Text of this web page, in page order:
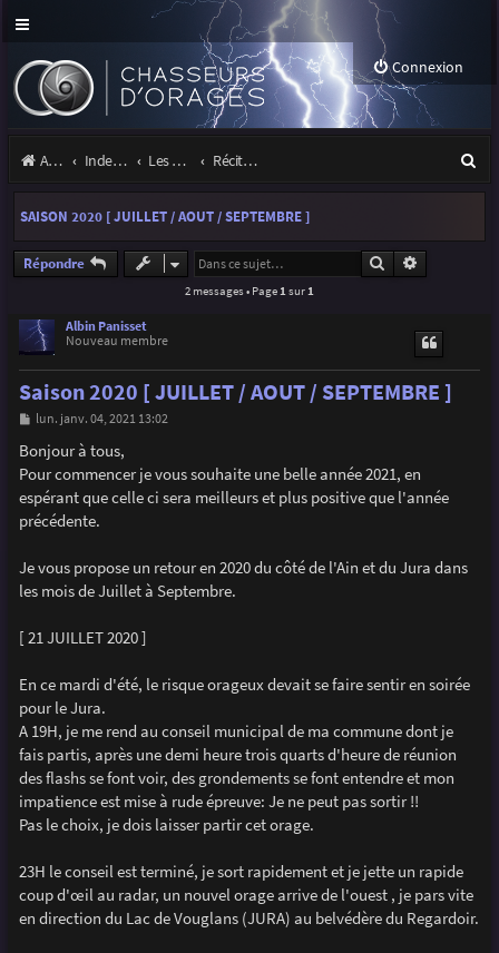
Connexion
Accueil Index du forum Les orages Récits et photos d'orages
e
SAISON 2020 [ JUILLET / AOUT / SEPTEMBRE ]
Répondre Rechercher
2 messages • Page 1 sur 1
Albin Panisset
Nouveau membre
Saison 2020 [ JUILLET / AOUT / SEPTEMBRE ]
M
s
s
a
e
lun. janv. 04, 2021 13:02
Bonjour à tous,
Pour commencer je vous souhaite une belle année 2021, en
espérant que celle ci sera meilleurs et plus positive que l'année
précédente.
Je vous propose un retour en 2020 du côté de l'Ain et du Jura dans
les mois de Juillet à Septembre.
[ 21 JUILLET 2020 ]
En ce mardi d'été, le risque orageux devait se faire sentir en soirée
pour le Jura.
A 19H, je me rend au conseil municipal de ma commune dont je
fais partis, après une demi heure trois quarts d'heure de réunion
des flashs se font voir, des grondements se font entendre et mon
impatience est mise à rude épreuve: Je ne peut pas sortir !!
Pas le choix, je dois laisser partir cet orage.
23H le conseil est terminé, je sort rapidement et je jette un rapide
coup d'œil au radar, un nouvel orage arrive de l'ouest , je pars vite
en direction du Lac de Vouglans (JURA) au belvédère du Regardoir.